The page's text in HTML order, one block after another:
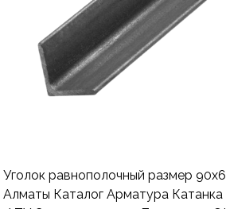
Уголок равнополочный размер 90х6
Алматы Каталог Арматура